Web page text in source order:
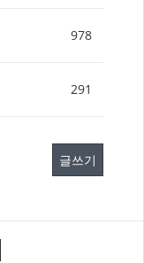
978
291
글쓰기